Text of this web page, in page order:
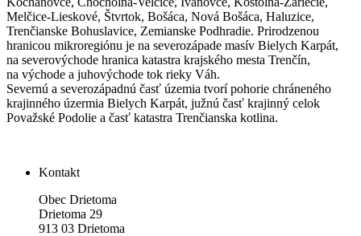
Melčice-Lieskové, Štvrtok, Bošáca, Nová Bošáca, Haluzice,
Trenčianske Bohuslavice, Zemianske Podhradie. Prirodzenou
hranicou mikroregiónu je na severozápade masív Bielych Karpát,
na severovýchode hranica katastra krajského mesta Trenčín,
na východe a juhovýchode tok rieky Váh.
Severnú a severozápadnú časť územia tvorí pohorie chráneného
krajinného úzermia Bielych Karpát, južnú časť krajinný celok
Považské Podolie a časť katastra Trenčianska kotlina.
Kontakt
Obec Drietoma
Drietoma 29
913 03 Drietoma